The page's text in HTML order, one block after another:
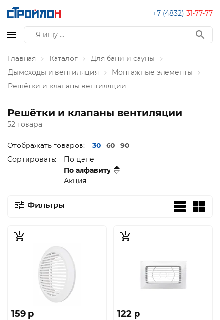
+7 (4832) 31-77-77
Главная Каталог
Для бани и сауны
Дымоходы и вентиляция
Монтажные элементы
Решётки и клапаны вентиляции
Решётки и клапаны вентиляции
52 товара
Отображать товаров: 30 60
90
Сортировать:
По цене
По алфавиту
Акция
Фильтры
159 p 122 p